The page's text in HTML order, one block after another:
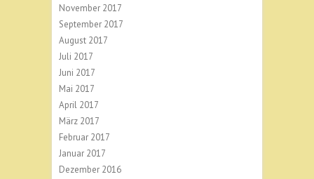
November 2017
September 2017
August 2017
Juli 2017
Juni 2017
Mai 2017
April 2017
März 2017
Februar 2017
Januar 2017
Dezember 2016